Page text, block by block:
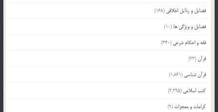
فضایل و رذایل اخلاقی (168)
فضایل و ویژگی ها (10)
فقه و احکام شرعی (340)
قرآن(23)
قرآن شناسی (1,861)
کتب اسلامی (2,295)
کرامات و معجزات (9)